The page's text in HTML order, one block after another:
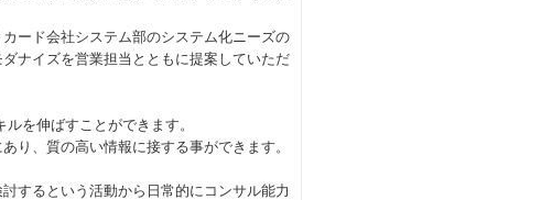
ード会社システム部のシステム化ニーズの
ナイズを営業担当とともに提案していただ
を伸ばすことができます。
り、質の高い情報に接する事ができます。
するという活動から日常的にコンサル能力